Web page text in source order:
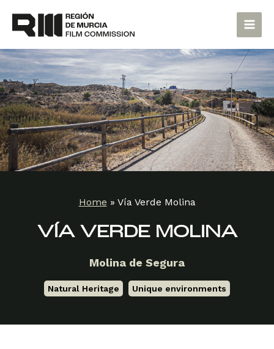
content
Main
Home » Vía Verde Molina
VÍA VERDE MOLINA
Molina de Segura
Natural Heritage Unique environments